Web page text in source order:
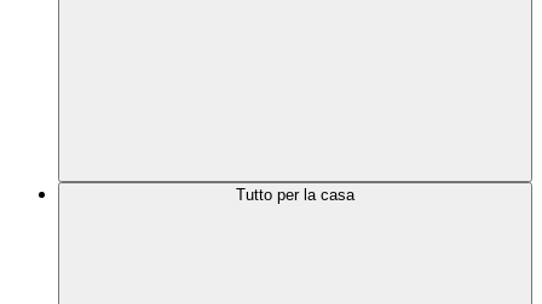
Tutto per la casa